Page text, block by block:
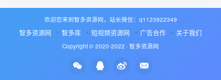
欢迎您来到智多资源网，站长微信：q1123922349
智多资源网 智多库 短视频资源网 广告合作 关于我们
Copyright © 2020-2022 · 智多资源网